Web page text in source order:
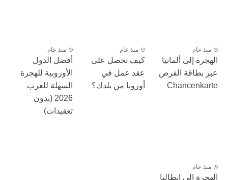
منذ عام
الهجرة إلى ألمانيا
عبر بطاقة الفرص
Chancenkarte
منذ عام
كيف تحصل على
عقد عمل في
أوروبا من بلدك؟
منذ عام
أفضل الدول
الأوروبية للهجرة
السهلة للعرب
2026 (بدون
تعقيدات)
منذ عام
الهجرة إلى إيطاليا